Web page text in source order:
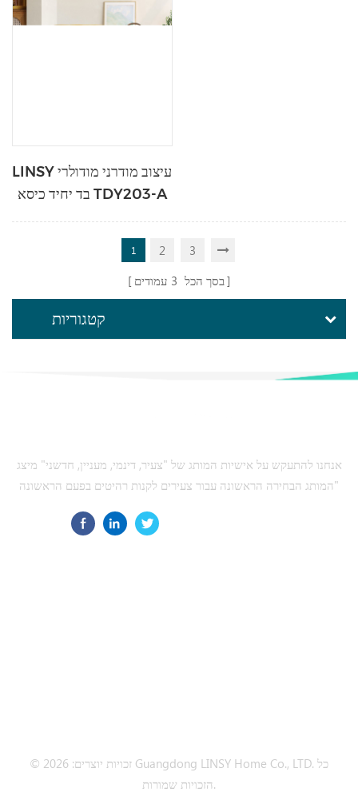
LINSY עיצוב מודרני מודולרי
בד יחיד כיסא TDY203-A
1 2
3
בסך הכל 3 עמודים
קטגוריות
אנחנו להתעקש על אישיות המותג של "צעיר, דינמי, מעניין, חדשני" מיצג
"המותג הבחירה הראשונה עבור צעירים לקנות רהיטים בפעם הראשונה
© זכויות יוצרים: 2026 Guangdong LINSY Home Co., LTD. כל
הזכויות שמורות.